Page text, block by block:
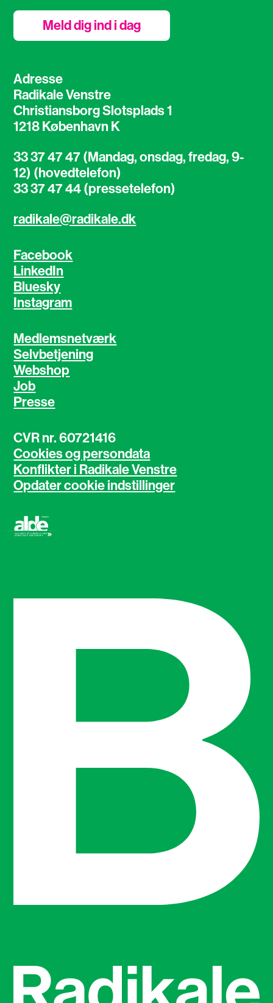
Adresse
Radikale Venstre
Christiansborg Slotsplads 1
1218 København K
33 37 47 47 (Mandag, onsdag, fredag, 9-
12) (hovedtelefon)
33 37 47 44 (pressetelefon)
radikale@radikale.dk
Facebook
LinkedIn
Bluesky
Instagram
Medlemsnetværk
Selvbetjening
Webshop
Job
Presse
CVR nr. 60721416
Cookies og persondata
Konflikter i Radikale Venstre
Opdater cookie indstillinger
Meld dig ind i dag